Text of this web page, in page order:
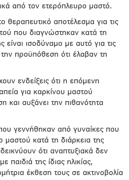
από τον ετερόπλευρο μαστό.
θεραπευτικό αποτέλεσμα για τις
που διαγνώστηκαν κατά τη
είναι ισοδύναμο με αυτό για τις
προϋπόθεση ότι έλαβαν τη
ενδείξεις ότι η επόμενη
για καρκίνου μαστού
και αυξάνει την πιθανότητα
γεννήθηκαν από γυναίκες που
μαστού κατά τη διάρκεια της
ότι αναπτυξιακά δεν
παιδιά της ίδιας ηλικίας,
έκθεση τους σε ακτινοβολία